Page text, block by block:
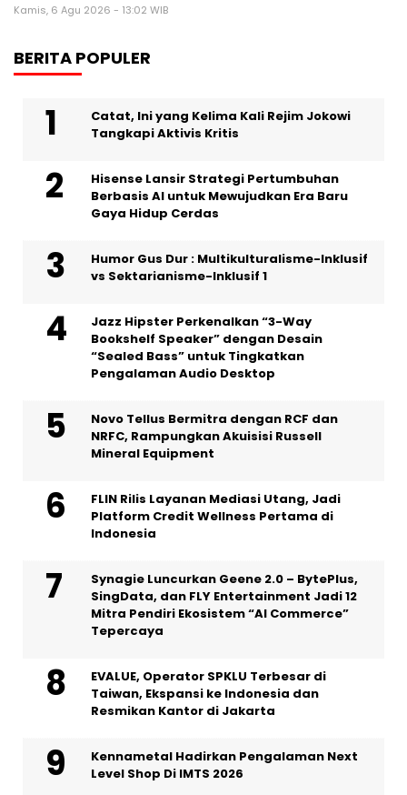
Kamis, 6 Agu 2026 - 13:02 WIB
BERITA POPULER
Catat, Ini yang Kelima Kali Rejim Jokowi
Tangkapi Aktivis Kritis
Hisense Lansir Strategi Pertumbuhan
Berbasis AI untuk Mewujudkan Era Baru
Gaya Hidup Cerdas
Humor Gus Dur : Multikulturalisme-Inklusif
vs Sektarianisme-Inklusif 1
Jazz Hipster Perkenalkan “3-Way
Bookshelf Speaker” dengan Desain
“Sealed Bass” untuk Tingkatkan
Pengalaman Audio Desktop
Novo Tellus Bermitra dengan RCF dan
NRFC, Rampungkan Akuisisi Russell
Mineral Equipment
FLIN Rilis Layanan Mediasi Utang, Jadi
Platform Credit Wellness Pertama di
Indonesia
Synagie Luncurkan Geene 2.0 – BytePlus,
SingData, dan FLY Entertainment Jadi 12
Mitra Pendiri Ekosistem “AI Commerce”
Tepercaya
EVALUE, Operator SPKLU Terbesar di
Taiwan, Ekspansi ke Indonesia dan
Resmikan Kantor di Jakarta
Kennametal Hadirkan Pengalaman Next
Level Shop Di IMTS 2026